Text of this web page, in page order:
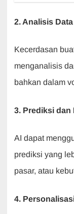
2. Analisis
Kecerdasan
menganalisis
bahkan dalam
3. Prediksi dan
AI dapat
prediksi yang
pasar, atau
4.